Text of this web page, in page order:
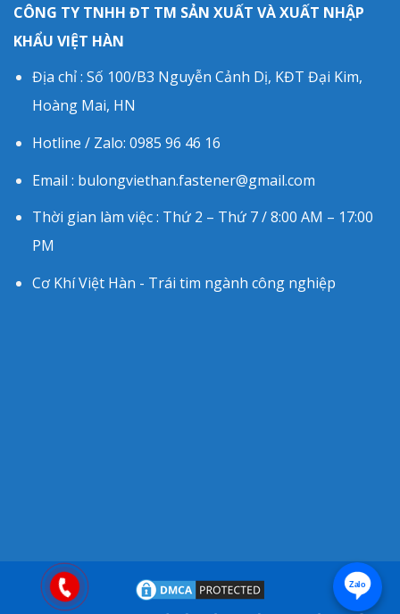
CÔNG TY TNHH ĐT TM SẢN XUẤT VÀ XUẤT NHẬP
KHẨU VIỆT HÀN
Địa chỉ : Số 100/B3 Nguyễn Cảnh Dị, KĐT Đại Kim,
Hoàng Mai, HN
Hotline / Zalo: 0985 96 46 16
Email : bulongviethan.fastener@gmail.com
Thời gian làm việc : Thứ 2 – Thứ 7 / 8:00 AM – 17:00
PM
Cơ Khí Việt Hàn - Trái tim ngành công nghiệp
Zalo